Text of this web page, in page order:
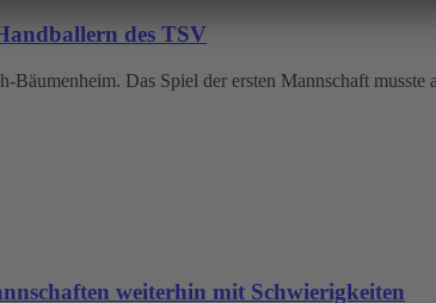
des TSV
Bäumenheim. Das Spiel der ersten Mannschaft
weiterhin mit Schwierigkeiten